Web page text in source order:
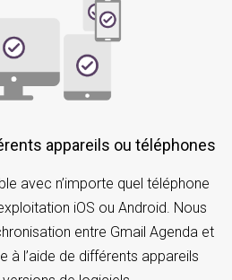
appareils ou téléphones
avec n’importe quel téléphone
iOS ou Android. Nous
entre Gmail Agenda et
à l’aide de différents appareils